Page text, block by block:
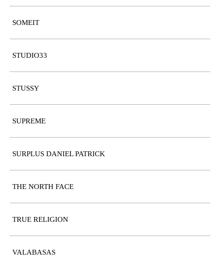
SOMEIT
STUDIO33
STUSSY
SUPREME
SURPLUS DANIEL PATRICK
THE NORTH FACE
TRUE RELIGION
VALABASAS